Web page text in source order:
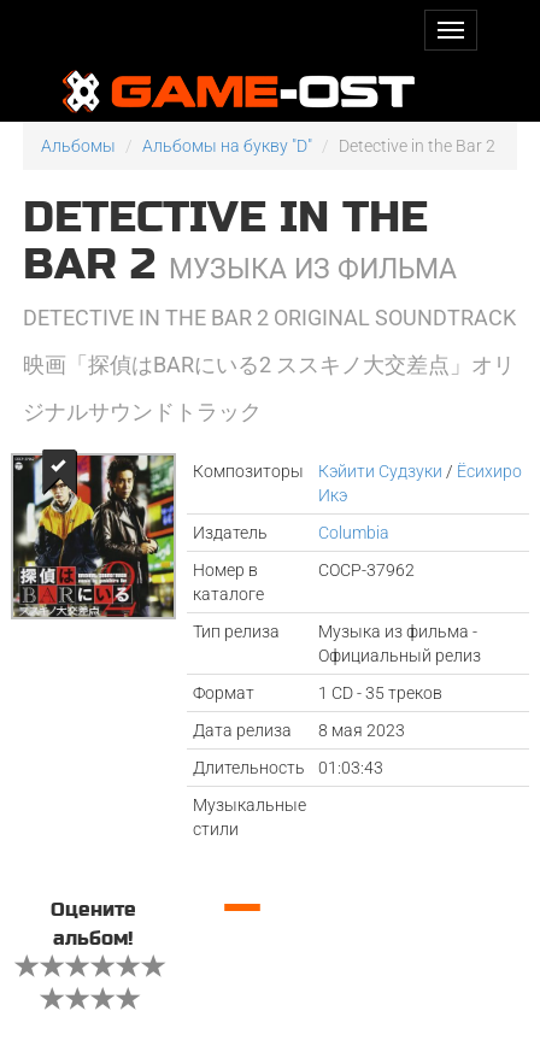
Альбомы Альбомы на букву "D" Detective in the Bar 2
DETECTIVE IN THE
BAR 2 МУЗЫКА ИЗ ФИЛЬМА
DETECTIVE IN THE BAR 2 ORIGINAL SOUNDTRACK
映画「探偵はBARにいる2 ススキノ大交差点」オリ
ジナルサウンドトラック
Композиторы Кэйити Судзуки / Ёсихиро
Икэ
Издатель
Columbia
Номер в
каталоге
COCP-37962
Тип релиза
Музыка из фильма -
Официальный релиз
Формат
1 CD - 35 треков
Дата релиза
8 мая 2023
Длительность
01:03:43
Музыкальные
стили
Оцените
альбом!
—